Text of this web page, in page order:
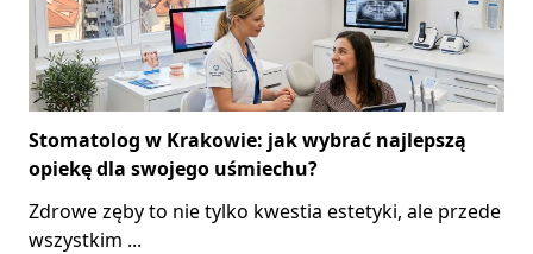
Stomatolog w Krakowie: jak wybrać najlepszą
opiekę dla swojego uśmiechu?
Zdrowe zęby to nie tylko kwestia estetyki, ale przede
wszystkim ...